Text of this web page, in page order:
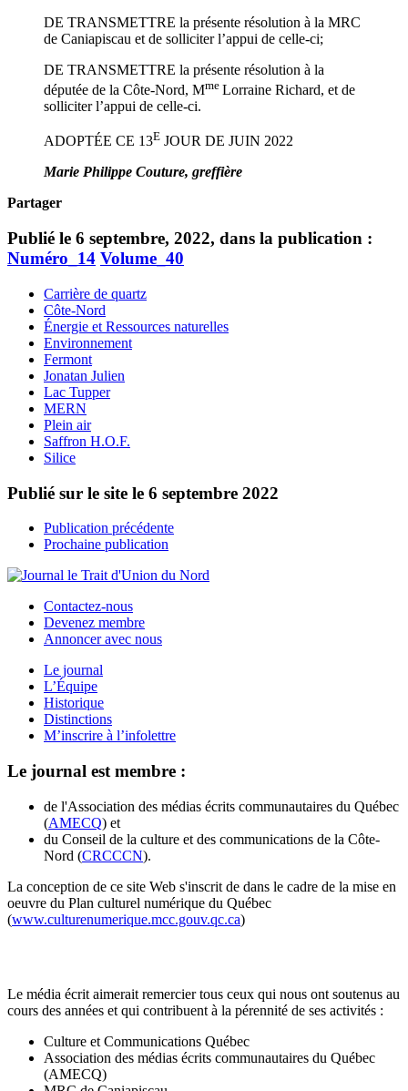
DE TRANSMETTRE la présente résolution à la MRC
de Caniapiscau et de solliciter l’appui de celle-ci;
DE TRANSMETTRE la présente résolution à la
députée de la Côte-Nord, Mme Lorraine Richard, et de
solliciter l’appui de celle-ci.
ADOPTÉE CE 13E JOUR DE JUIN 2022
Marie Philippe Couture, greffière
Partager
Publié le 6 septembre, 2022, dans la publication :
Numéro_14 Volume_40
Carrière de quartz
Côte-Nord
Énergie et Ressources naturelles
Environnement
Fermont
Jonatan Julien
Lac Tupper
MERN
Plein air
Saffron H.O.F.
Silice
Publié sur le site le 6 septembre 2022
Publication précédente
Prochaine publication
Contactez-nous
Devenez membre
Annoncer avec nous
Le journal
L’Équipe
Historique
Distinctions
M’inscrire à l’infolettre
Le journal est membre :
de l'Association des médias écrits communautaires du Québec
(AMECQ) et
du Conseil de la culture et des communications de la Côte-
Nord (CRCCCN).
La conception de ce site Web s'inscrit de dans le cadre de la mise en
oeuvre du Plan culturel numérique du Québec
(www.culturenumerique.mcc.gouv.qc.ca)
Le média écrit aimerait remercier tous ceux qui nous ont soutenus au
cours des années et qui contribuent à la pérennité de ses activités :
Culture et Communications Québec
Association des médias écrits communautaires du Québec
(AMECQ)